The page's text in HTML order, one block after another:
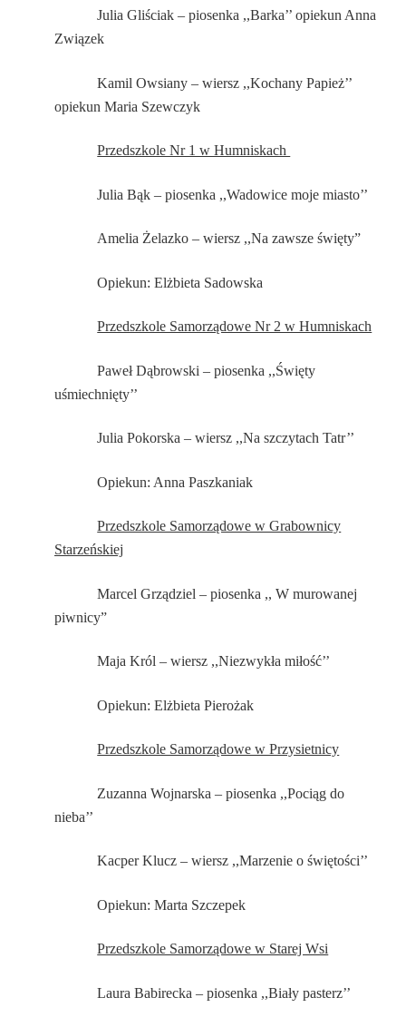
Julia Gliściak – piosenka ,,Barka’’ opiekun Anna
Związek
Kamil Owsiany – wiersz ,,Kochany Papież’’
opiekun Maria Szewczy k
Przedszkole Nr 1 w Humniskach
Julia Bąk – piosenka ,,Wadowice moje miasto’’
Amelia Żelazko – wiersz ,,Na zawsze święty”
Opiekun: Elżbieta Sadowska
Przedszkole Samorządowe Nr 2 w Humniskach
Paweł Dąbrowski – piosenka ,,Święty
uśmiechnięty’’
Julia Pokorska – wiersz ,,Na szczytach Tatr’’
Opiekun: Anna Paszkaniak
Przedszkole Samorządowe w Grabownicy
Starzeńskiej
Marcel Grządziel – piosenka ,, W murowanej
piwnicy”
Maja Król – wiersz ,,Niezwykła miłość’’
Opiekun: Elżbieta Pierożak
Przedszkole Samorządowe w Przysietnicy
Zuzanna Wojnarska – piosenka ,,Pociąg do
nieba’’
Kacper Klucz – wiersz ,,Marzenie o świętości’’
Opiekun: Marta Szczepek
Przedszkole Samorządowe w Starej Wsi
Laura Babirecka – piosenka ,,Biały pasterz’’